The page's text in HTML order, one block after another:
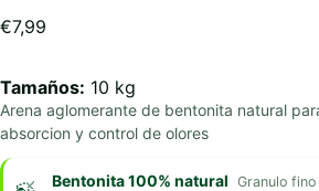
€7,99
Tamaños: 10 kg
Arena aglomerante de bentonita natural
absorcion y control de olores
Bentonita 100% natural Granulo